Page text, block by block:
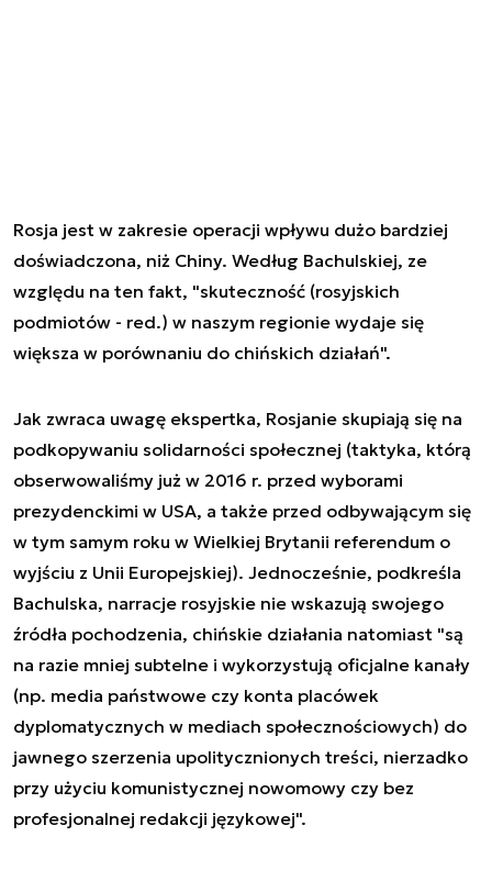
Rosja jest w zakresie operacji wpływu dużo bardziej
doświadczona, niż Chiny. Według Bachulskiej, ze
względu na ten fakt, "skuteczność (rosyjskich
podmiotów - red.) w naszym regionie wydaje się
większa w porównaniu do chińskich działań".
Jak zwraca uwagę ekspertka, Rosjanie skupiają się na
podkopywaniu solidarności społecznej (taktyka, którą
obserwowaliśmy już w 2016 r. przed wyborami
prezydenckimi w USA, a także przed odbywającym się
w tym samym roku w Wielkiej Brytanii referendum o
wyjściu z Unii Europejskiej). Jednocześnie, podkreśla
Bachulska, narracje rosyjskie nie wskazują swojego
źródła pochodzenia, chińskie działania natomiast "są
na razie mniej subtelne i wykorzystują oficjalne kanały
(np. media państwowe czy konta placówek
dyplomatycznych w mediach społecznościowych) do
jawnego szerzenia upolitycznionych treści, nierzadko
przy użyciu komunistycznej nowomowy czy bez
profesjonalnej redakcji językowej".